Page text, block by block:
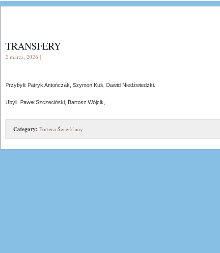
TRANSFERY
2 marca, 2026 |
Przybyli: Patryk Antończak, Szymon Kuś, Dawid Niedźwiedzki.
Ubyli: Paweł Szczeciński, Bartosz Wójcik,
Category: Forteca Świerklany